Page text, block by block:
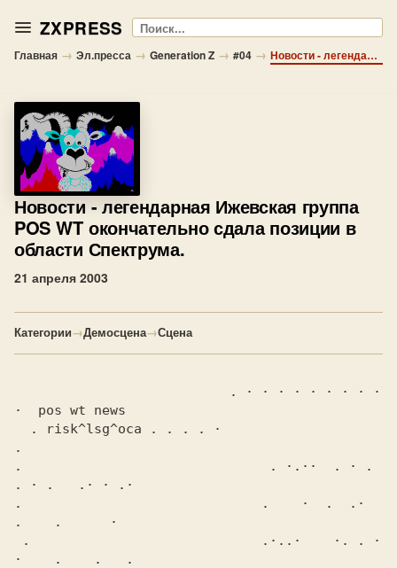
ZXPRESS Поиск
Главная → Эл.пресса → Generation Z → #04 → Новости - легендарная Ижевская группа POS WT окончательно сдала позиции в области Спектрума.
Новости - легендарная Ижевская группа
POS WT окончательно сдала позиции в
области Спектрума.
21 апреля 2003
Категории→Демосцена→Сцена
·  pos wt news
.
.                               . ·.··  . · .
. · .   .· · .·
.                              .    ·  .  .·
.    .      ·
·    .    .   .